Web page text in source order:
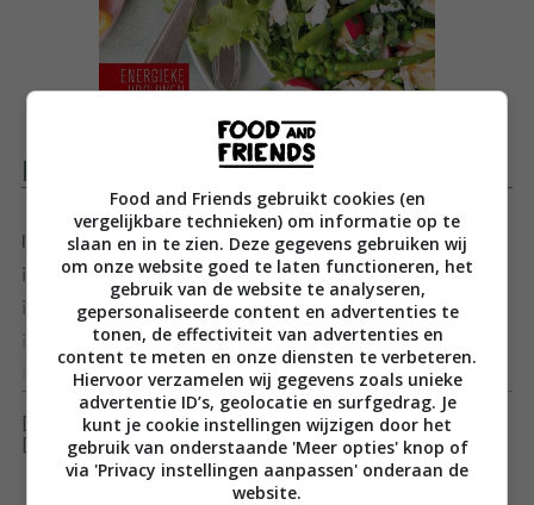
Productomschrijving
In ‘Voeding & Immuunsysteem’ geeft Marjolein Dubbers
inzicht in de voedingsmiddelen die helpen om het
immuunsysteem gezond en sterk te houden. Het
immuunsysteem beschermt tegen virussen en
bacteriën.
nIn ‘Voeding & Immuunsysteem’ geeft bestsellerauteur
Marjolein Dubbers inzicht in de voedingsmiddelen die
Toon meer
[ywfbt_form product_id="35134"]
[recently_viewed_products]
Food and Friends gebruikt cookies (en
vergelijkbare technieken) om informatie op te
slaan en in te zien. Deze gegevens gebruiken wij
om onze website goed te laten functioneren, het
gebruik van de website te analyseren,
gepersonaliseerde content en advertenties te
tonen, de effectiviteit van advertenties en
content te meten en onze diensten te verbeteren.
Hiervoor verzamelen wij gegevens zoals unieke
advertentie ID’s, geolocatie en surfgedrag. Je
kunt je cookie instellingen wijzigen door het
gebruik van onderstaande 'Meer opties' knop of
via 'Privacy instellingen aanpassen' onderaan de
website.